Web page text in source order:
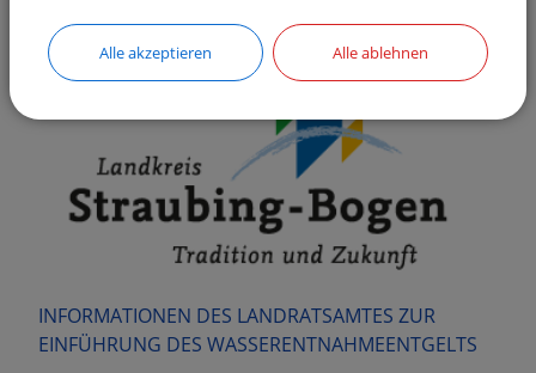
INFORMATIONEN DES LANDRATSAMTES ZUR
EINFÜHRUNG DES WASSERENTNAHMEENTGELTS
Alle akzeptieren Alle ablehnen